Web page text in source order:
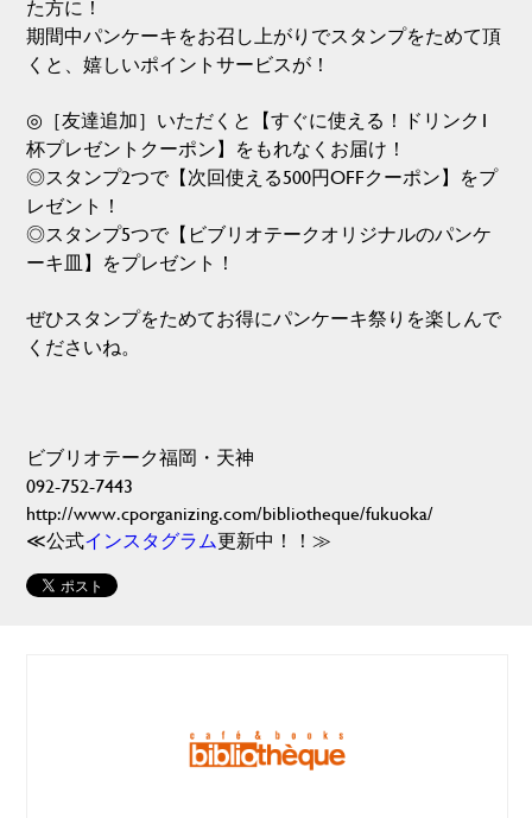
た方に！
期間中パンケーキをお召し上がりでスタンプをためて頂
くと、嬉しいポイントサービスが！
◎［友達追加］いただくと【すぐに使える！ドリンク1
杯プレゼントクーポン】をもれなくお届け！
◎スタンプ2つで【次回使える500円OFFクーポン】をプ
レゼント！
◎スタンプ5つで【ビブリオテークオリジナルのパンケ
ーキ皿】をプレゼント！
ぜひスタンプをためてお得にパンケーキ祭りを楽しんで
くださいね。
ビブリオテーク福岡・天神
092-752-7443
http://www.cporganizing.com/bibliotheque/fukuoka/
≪公式インスタグラム更新中！！≫